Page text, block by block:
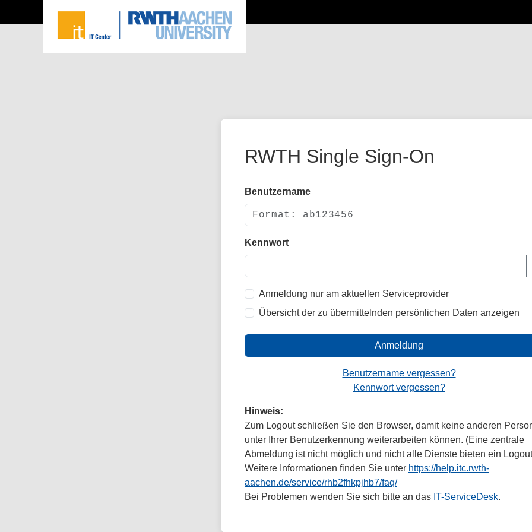
RWTH Single Sign-On
Benutzername
Kennwort
Anmeldung nur am aktuellen Serviceprovider
Übersicht der zu übermittelnden persönlichen Daten anzeigen
Anmeldung
Benutzername vergessen?
Kennwort vergessen?
Hinweis:
Zum Logout schließen Sie den Browser, damit keine anderen
unter Ihrer Benutzerkennung weiterarbeiten können. (Eine zentrale
Abmeldung ist nicht möglich und nicht alle Dienste bieten ein
Weitere Informationen finden Sie unter https://help.itc.rwth-
aachen.de/service/rhb2fhkpjhb7/faq/
Bei Problemen wenden Sie sich bitte an das IT-ServiceDesk.